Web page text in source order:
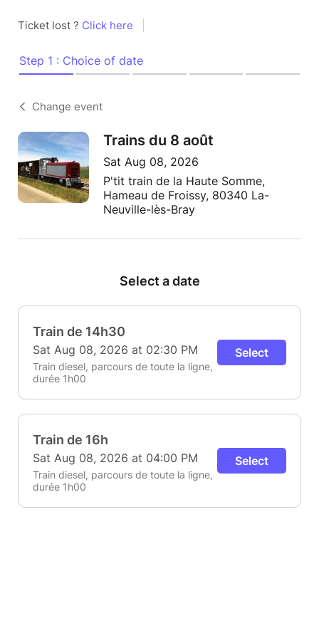
Ticket lost ? Click here
Step 1 : Choice of date
Change event
Trains du 8 août
Sat Aug 08, 2026
P'tit train de la Haute Somme,
Hameau de Froissy, 80340 La-
Neuville-lès-Bray
Select a date
Train de 14h30
Sat Aug 08, 2026 at 02:30 PM
Train diesel, parcours de toute la ligne,
durée 1h00
Select
Train de 16h
Sat Aug 08, 2026 at 04:00 PM
Train diesel, parcours de toute la ligne,
durée 1h00
Select